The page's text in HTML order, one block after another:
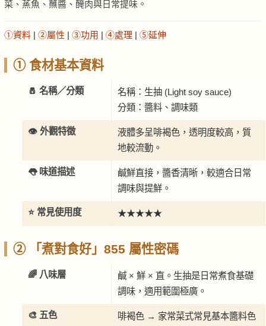
菜、蒸魚、蘸醬、醃肉與日常提味。
①資料 | ②屬性 | ③功用 | ④處理 | ⑤延伸
① 食材基本資料
🧂 名稱／分類
名稱：生抽 (Light soy sauce)
分類：醬料、調味類
👁️ 外觀特徵
液體多呈啡褐色，透明度較高，質
地較流動。
👅 味道描述
鹹鮮直接，醬香清晰，較適合日常
調味與提鮮。
⭐ 常見使用度 ★★★★★
② 「煮對食好」855 屬性密碼
🌈 八味層
鹹 × 鮮 × 直。生抽是日常煮食基礎
調味，適用範圍極廣。
🎨 五色
啡褐色 → 家常菜式常見基本醬料色